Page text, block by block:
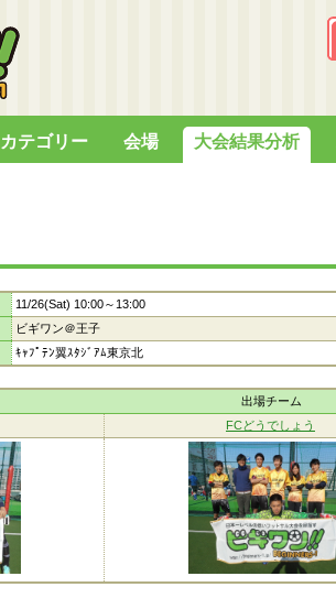
カテゴリー 会場 大会結果分析
11/26(Sat) 10:00～13:00
ビギワン＠王子
ｷｬﾌﾟﾃﾝ翼ｽﾀｼﾞｱﾑ東京北
出場チーム
FCどうでしょう